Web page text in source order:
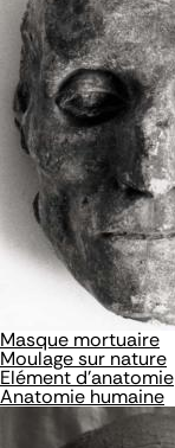
Masque mortuaire
Moulage sur nature
Elément d'anatomie
Anatomie humaine